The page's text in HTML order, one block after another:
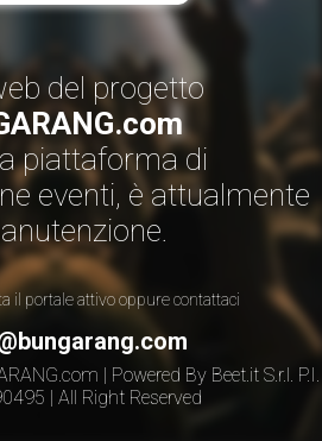
del progetto
piattaforma di
eventi, è attualmente
il portale attivo oppure contattaci
| Powered By Beet.it S.r.l. P.I.
| All Right Reserved